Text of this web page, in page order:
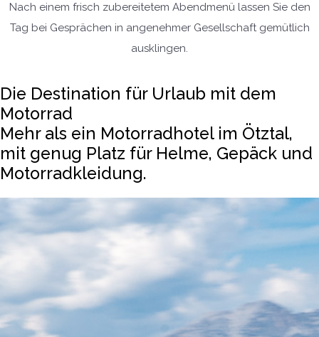
Nach einem frisch zubereitetem Abendmenü lassen Sie den
Tag bei Gesprächen in angenehmer Gesellschaft gemütlich
ausklingen.
Die Destination für Urlaub mit dem
Motorrad
Mehr als ein Motorradhotel im Ötztal,
mit genug Platz für Helme, Gepäck und
Motorradkleidung.